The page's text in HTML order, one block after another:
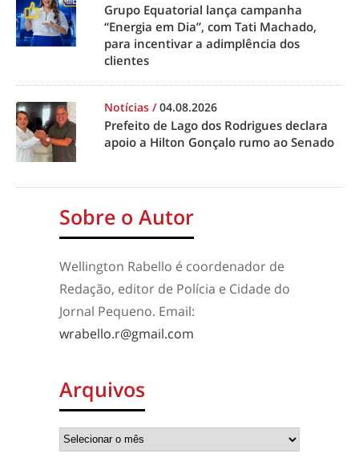
Grupo Equatorial lança campanha
“Energia em Dia”, com Tati Machado,
para incentivar a adimplência dos
clientes
Notícias /04.08.2026
Prefeito de Lago dos Rodrigues declara
apoio a Hilton Gonçalo rumo ao Senado
Sobre o Autor
Wellington Rabello é coordenador de
Redação, editor de Polícia e Cidade do
Jornal Pequeno. Email:
wrabello.r@gmail.com
Arquivos